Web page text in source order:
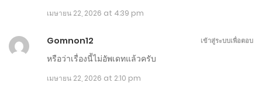
ตอนที่ 861-870
เมษายน 16, 2026
เมษายน 22, 2026 at 4:39 pm
Gomnon12
หรือว่าเรื่องนี้ไม่อัพเดทแล้วครับ
เมษายน 22, 2026 at 2:10 pm
เข้าสู่ระบบเพื่อตอบ